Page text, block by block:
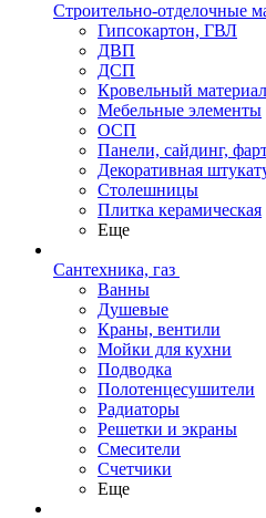
Строительно-отделочные
Гипсокартон, ГВЛ
ДВП
ДСП
Кровельный материал
Мебельные элементы
ОСП
Панели, сайдинг,
Декоративная
Столешницы
Плитка керамическая
Еще
Сантехника, газ
Ванны
Душевые
Краны, вентили
Мойки для кухни
Подводка
Полотенцесушители
Радиаторы
Решетки и экраны
Смесители
Счетчики
Еще